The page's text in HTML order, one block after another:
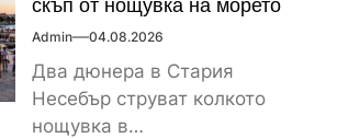
Admin 04.08.2026
Два дюнера в Стария
Несебър струват колкото
нощувка в